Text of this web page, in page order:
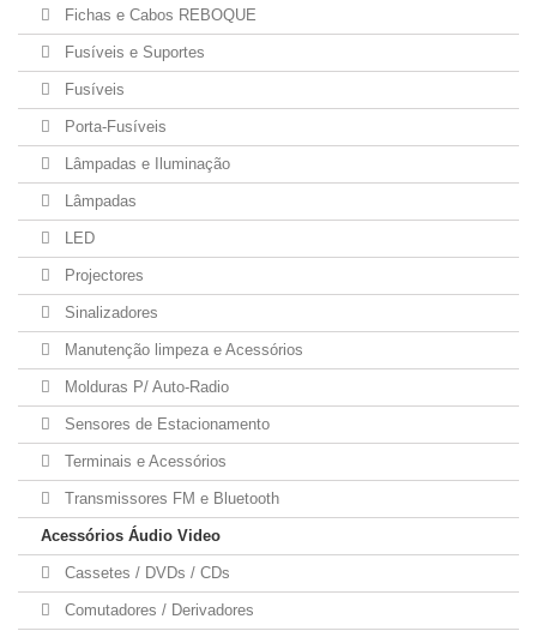
Fichas e Cabos REBOQUE
Fusíveis e Suportes
Fusíveis
Porta-Fusíveis
Lâmpadas e Iluminação
Lâmpadas
LED
Projectores
Sinalizadores
Manutenção limpeza e Acessórios
Molduras P/ Auto-Radio
Sensores de Estacionamento
Terminais e Acessórios
Transmissores FM e Bluetooth
Acessórios Áudio Video
Cassetes / DVDs / CDs
Comutadores / Derivadores